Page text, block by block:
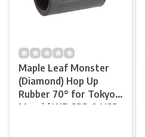
Maple Leaf Monster
(Diamond) Hop Up
Rubber 70° for Tokyo
Marui / WE GBB & VSR